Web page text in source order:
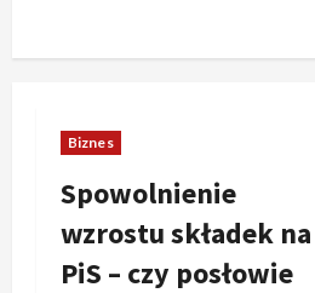
Biznes
Spowolnienie
wzrostu składek na
PiS – czy posłowie